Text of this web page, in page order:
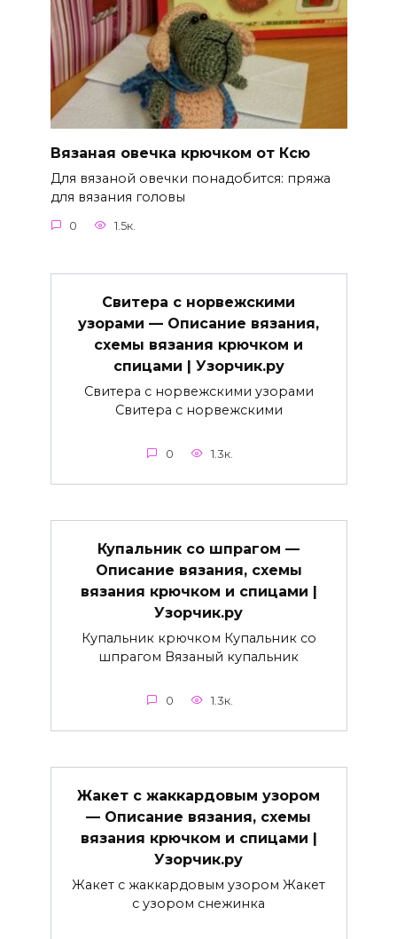
Вязаная овечка крючком от Ксю
Для вязаной овечки понадобится: пряжа
для вязания головы
0 1.5к.
Свитера с норвежскими
узорами — Описание вязания,
схемы вязания крючком и
спицами | Узорчик.ру
Свитера с норвежскими узорами
Свитера с норвежскими
0 1.3к.
Купальник со шпрагом —
Описание вязания, схемы
вязания крючком и спицами |
Узорчик.ру
Купальник крючком Купальник со
шпрагом Вязаный купальник
0 1.3к.
Жакет с жаккардовым узором
— Описание вязания, схемы
вязания крючком и спицами |
Узорчик.ру
Жакет с жаккардовым узором Жакет
с узором снежинка